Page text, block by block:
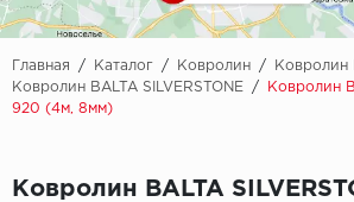
Линолеум
Паркет
Паркетная доска
Главная / Каталог / Ковролин / Ковролин
Ковролин BALTA SILVERSTONE
/
Ковролин
920 (4м, 8мм)
Ковролин BALTA